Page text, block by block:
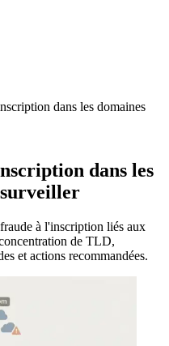
dans les domaines
dans les
à l'inscription liés aux
de TLD,
et actions recommandées.